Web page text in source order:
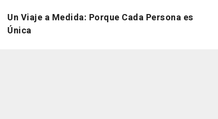
Un Viaje a Medida: Porque Cada Persona es
Única